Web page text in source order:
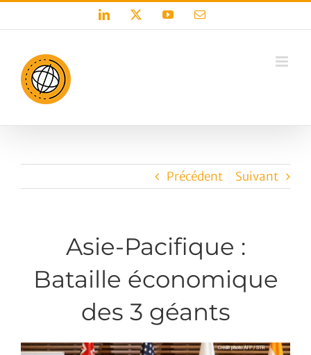
LinkedIn YouTubeEmail
Précédent Suivant
Asie-Pacifique :
Bataille économique
des 3 géants